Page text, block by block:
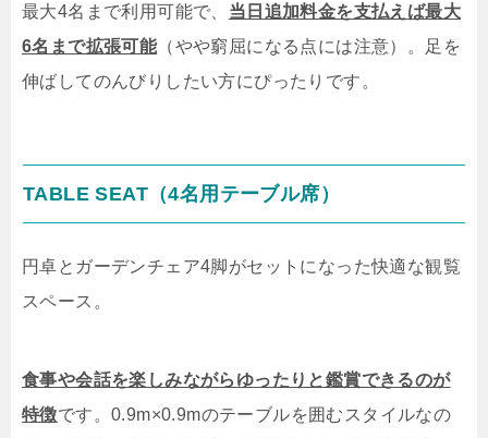
最大4名まで利用可能で、 当日追加料金を支払えば最大
6名まで拡張可能（やや窮屈になる点には注意）。足を
伸ばしてのんびりしたい方にぴったりです。
TABLE SEAT（4名用テーブル席）
円卓とガーデンチェア4脚がセットになった快適な観覧
スペース。
食事や会話を楽しみながらゆったりと鑑賞できるのが
特徴です。0.9m×0.9mのテーブルを囲むスタイルなの